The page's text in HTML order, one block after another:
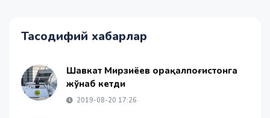
Тасодифий хабарлар
Шавкат Мирзиёев Қорақалпоғистонга
жўнаб кетди
2019-08-20 17:26